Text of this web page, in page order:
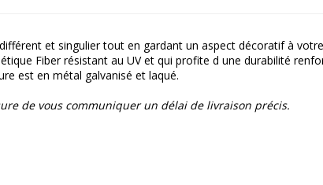
et singulier tout en gardant un aspect décoratif à
Fiber résistant au UV et qui profite d une durabilité
est en métal galvanisé et laqué.
de vous communiquer un délai de livraison précis.